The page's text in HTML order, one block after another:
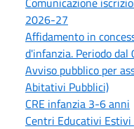
2026-27
Affidamento in
d'infanzia. Periodo
Avviso pubblico per
Abitativi Pubblici)
CRE infanzia 3-6 anni
Centri Educativi Estivi